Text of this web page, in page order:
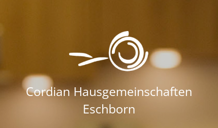
Zum Inhalt springen
Cordian Hausgemeinschaften
Eschborn